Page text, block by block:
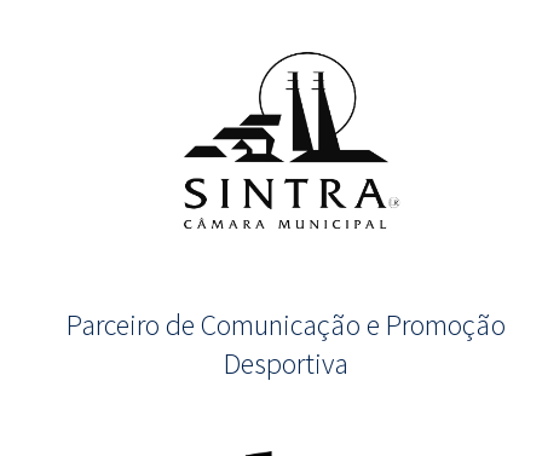
Parceiro de Comunicação e Promoção
Desportiva